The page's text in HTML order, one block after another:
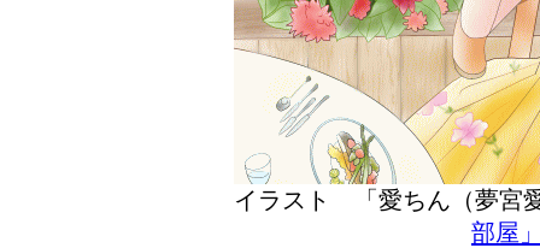
イラスト 「愛ちん（夢
部屋